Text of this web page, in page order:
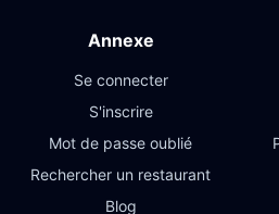
Annexe
Se connecter
S'inscrire
Mot de passe oublié
Rechercher un restaurant
Blog